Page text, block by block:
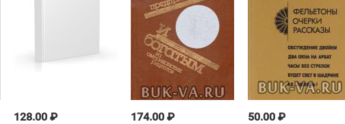
128.00 ₽ 174.00 ₽ 50.00 ₽